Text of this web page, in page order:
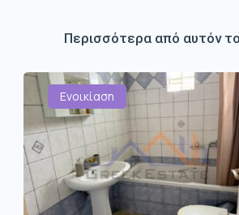
Περισσότερα από αυτόν
Ενοικίαση